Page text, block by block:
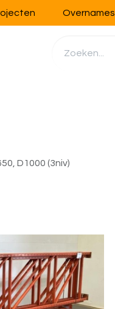
Overnames
D1000 (3niv)